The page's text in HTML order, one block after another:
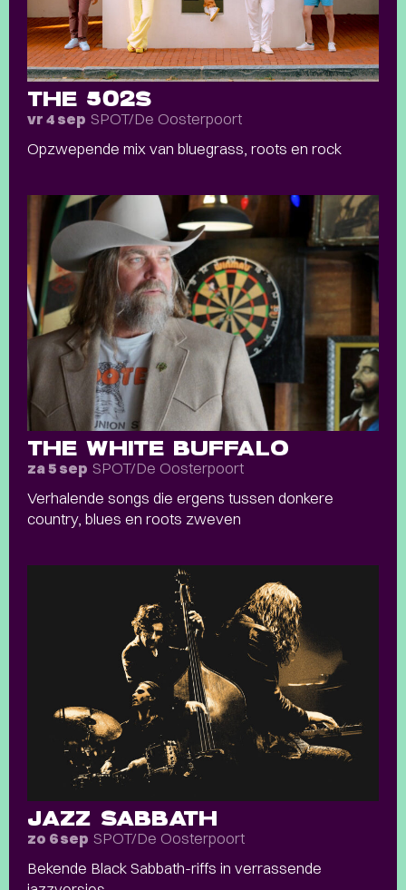
THE 502S
vr 4 sep SPOT/De Oosterpoort
Opzwepende mix van bluegrass, roots en rock
THE WHITE BUFFALO
za 5 sep SPOT/De Oosterpoort
Verhalende songs die ergens tussen donkere
country, blues en roots zweven
JAZZ SABBATH
zo 6 sep SPOT/De Oosterpoort
Bekende Black Sabbath-riffs in verrassende